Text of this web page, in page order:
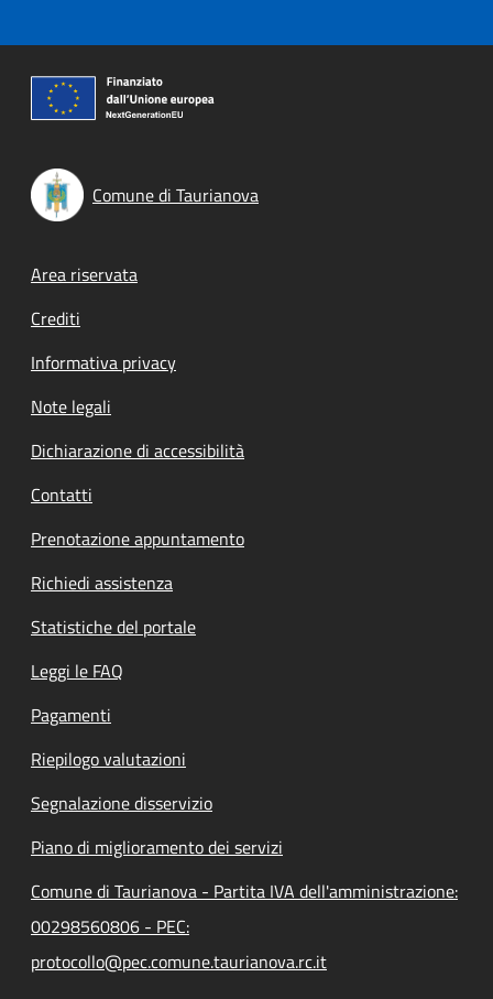
Comune di Taurianova
Footer menu
Area riservata
Crediti
Informativa privacy
Note legali
Dichiarazione di accessibilità
Contatti
Prenotazione appuntamento
Richiedi assistenza
Statistiche del portale
Leggi le FAQ
Pagamenti
Riepilogo valutazioni
Segnalazione disservizio
Piano di miglioramento dei servizi
Comune di Taurianova - Partita IVA dell'amministrazione:
00298560806 - PEC:
protocollo@pec.comune.taurianova.rc.it